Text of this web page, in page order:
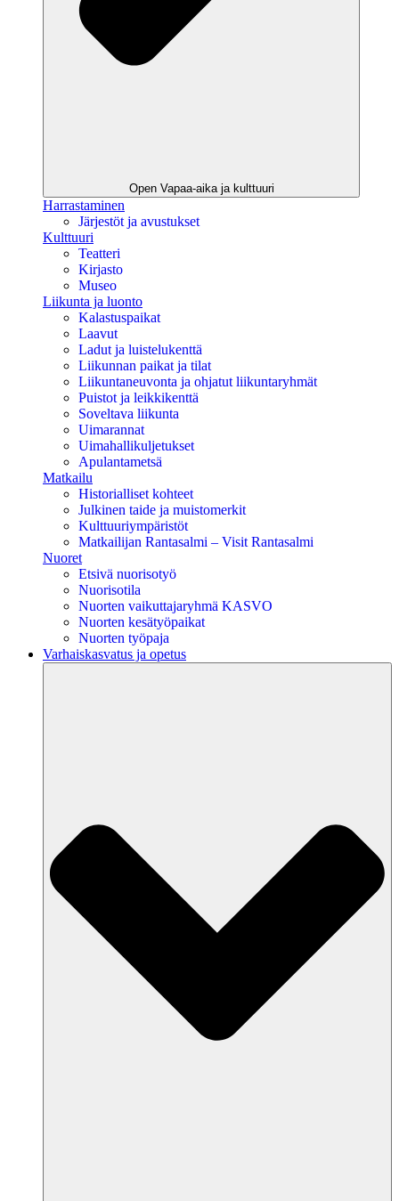
Open Vapaa-aika ja kulttuuri
Harrastaminen
Järjestöt ja avustukset
Kulttuuri
Teatteri
Kirjasto
Museo
Liikunta ja luonto
Kalastuspaikat
Laavut
Ladut ja luistelukenttä
Liikunnan paikat ja tilat
Liikuntaneuvonta ja ohjatut liikuntaryhmät
Puistot ja leikkikenttä
Soveltava liikunta
Uimarannat
Uimahallikuljetukset
Apulantametsä
Matkailu
Historialliset kohteet
Julkinen taide ja muistomerkit
Kulttuuriympäristöt
Matkailijan Rantasalmi – Visit Rantasalmi
Nuoret
Etsivä nuorisotyö
Nuorisotila
Nuorten vaikuttajaryhmä KASVO
Nuorten kesätyöpaikat
Nuorten työpaja
Varhaiskasvatus ja opetus